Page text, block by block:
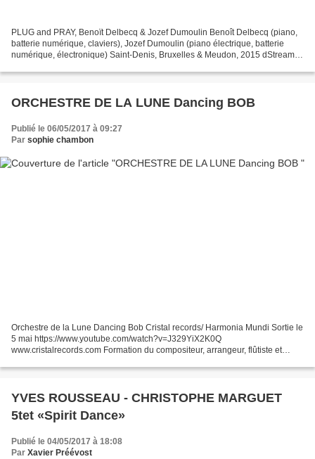
PLUG and PRAY, Benoït Delbecq & Jozef Dumoulin Benoît Delbecq (piano,
batterie numérique, claviers), Jozef Dumoulin (piano électrique, batterie
numérique, électronique) Saint-Denis, Bruxelles & Meudon, 2015 dStream
ORCHESTRE DE LA LUNE Dancing BOB
Publié le 06/05/2017 à 09:27
Par sophie chambon
Orchestre de la Lune Dancing Bob Cristal records/ Harmonia Mundi Sortie le
5 mai https://www.youtube.com/watch?v=J329YiX2K0Q
www.cristalrecords.com Formation du compositeur, arrangeur, flûtiste et
YVES ROUSSEAU - CHRISTOPHE MARGUET
5tet «Spirit Dance»
Publié le 04/05/2017 à 18:08
Par Xavier Préévost